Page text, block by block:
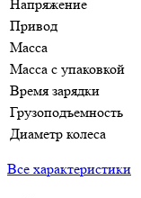
Напряжение
Привод
Масса
Масса с упаковкой
Время зарядки
Грузоподъемность
Диаметр колеса
Все характеристики